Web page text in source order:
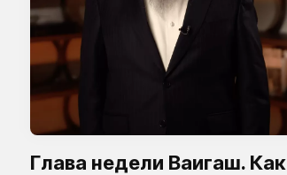
Глава недели Ваигаш. Как